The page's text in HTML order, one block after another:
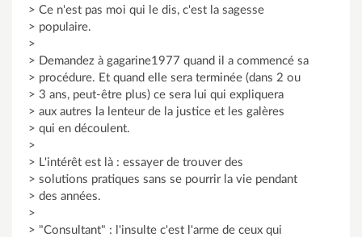
> Ce n'est pas moi qui le dis, c'est la sagesse
> populaire.
>
> Demandez à gagarine1977 quand il a commencé sa
> procédure. Et quand elle sera terminée (dans 2 ou
> 3 ans, peut-être plus) ce sera lui qui expliquera
> aux autres la lenteur de la justice et les galères
> qui en découlent.
>
> L'intérêt est là : essayer de trouver des
> solutions pratiques sans se pourrir la vie pendant
> des années.
>
> "Consultant" : l'insulte c'est l'arme de ceux qui